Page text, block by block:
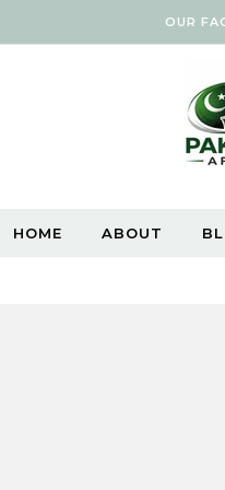
OUR
HOME ABOUT